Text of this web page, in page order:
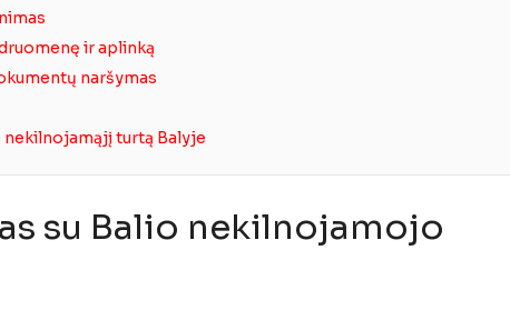
ir aplinką
naršymas
nekilnojamąjį turtą Balyje
su Balio nekilnojamojo